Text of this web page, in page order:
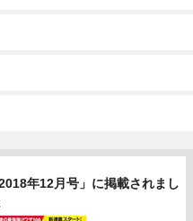
年12月号」に掲載されまし